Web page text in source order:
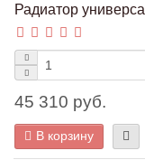
Радиатор
45 310 руб.
В корзину